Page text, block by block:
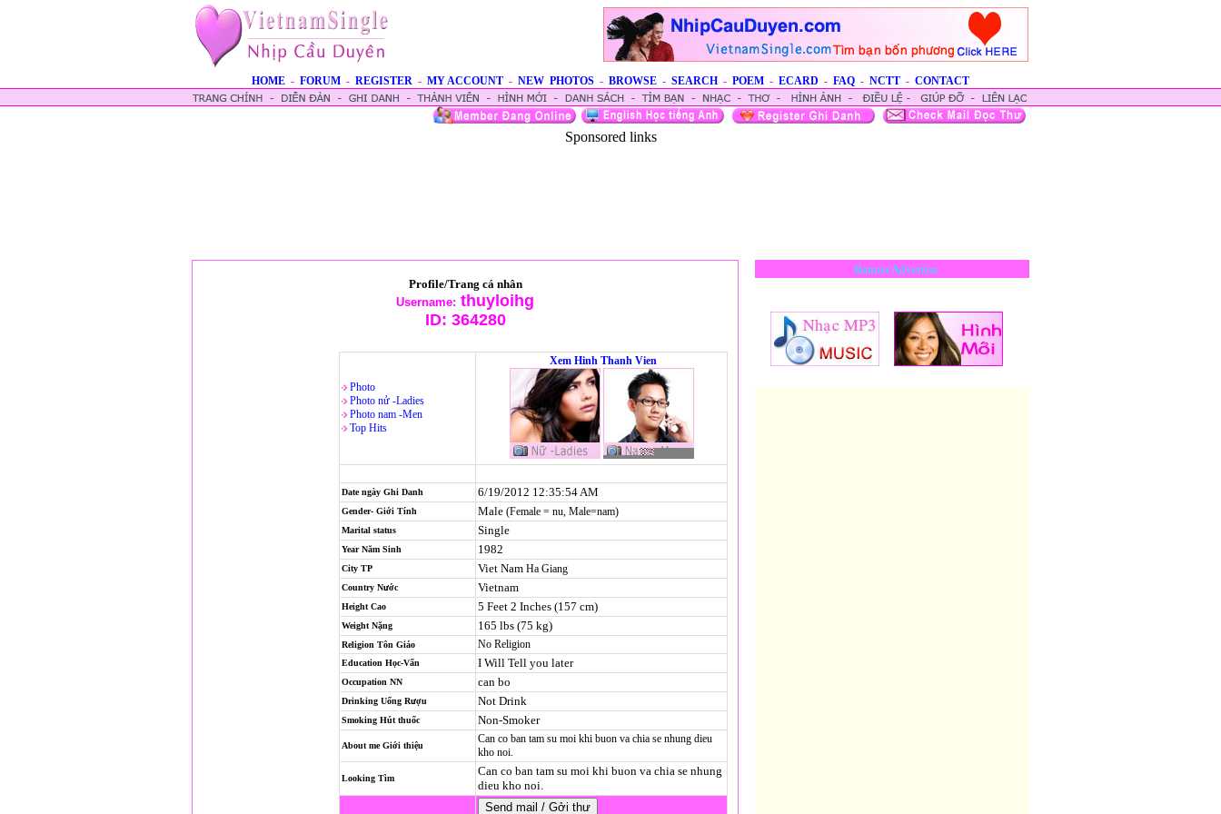
HOME - FORUM - REGISTER - MY ACCOUNT - NEW PHOTOS - BROWSE - SEARCH - POEM - ECARD - FAQ - NCTT - CONTACT
Sponsored links
Profile/Trang cá nhân
Username: thuyloihg
ID: 364280
Photo
Photo nử -Ladies
Photo nam -Men
Top Hits
Xem Hinh Thanh Vien
Date ngày Ghi Danh 6/19/2012 12:35:54 AM
Gender- Giới Tính Male (Female = nu, Male=nam)
Marital status Single
Year Năm Sinh 1982
City TP Viet Nam Ha Giang
Country Nước Vietnam
Height Cao 5 Feet 2 Inches (157 cm)
Weight Nặng 165 lbs (75 kg)
Religion Tôn Giáo No Religion
Education Học-Vấn I Will Tell you later
Occupation NN can bo
Drinking Uống Rượu Not Drink
Smoking Hút thuốc Non-Smoker
About me Giới thiệu
Can co ban tam su moi khi buon va chia se nhung dieu
kho noi.
Looking Tìm
Can co ban tam su moi khi buon va chia se nhung
dieu kho noi.
Banner Advertise